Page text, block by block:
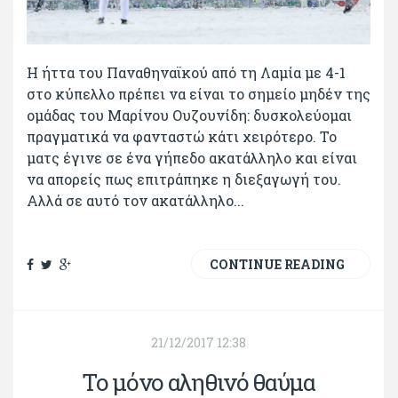
Η ήττα του Παναθηναϊκού από τη Λαμία με 4-1
στο κύπελλο πρέπει να είναι το σημείο μηδέν της
ομάδας του Μαρίνου Ουζουνίδη: δυσκολεύομαι
πραγματικά να φανταστώ κάτι χειρότερο. Το
ματς έγινε σε ένα γήπεδο ακατάλληλο και είναι
να απορείς πως επιτράπηκε η διεξαγωγή του.
Αλλά σε αυτό τον ακατάλληλο...
CONTINUE READING
21/12/2017 12:38
Το μόνο αληθινό θαύμα